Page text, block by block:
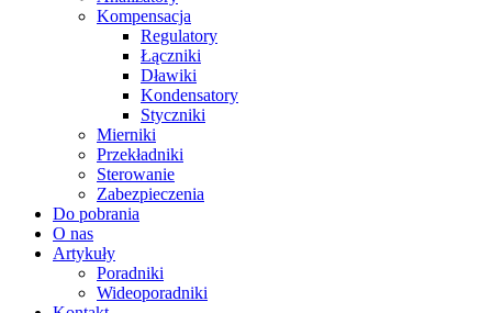
Kompensacja
Regulatory
Łączniki
Dławiki
Kondensatory
Styczniki
Mierniki
Przekładniki
Sterowanie
Zabezpieczenia
Do pobrania
O nas
Artykuły
Poradniki
Wideoporadniki